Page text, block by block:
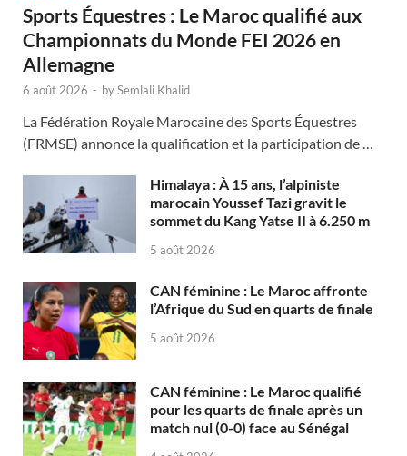
Sports Équestres : Le Maroc qualifié aux
Championnats du Monde FEI 2026 en
Allemagne
6 août 2026 - bySemlali Khalid
La Fédération Royale Marocaine des Sports Équestres
(FRMSE) annonce la qualification et la participation de …
Himalaya : À 15 ans, l’alpiniste
marocain Youssef Tazi gravit le
sommet du Kang Yatse II à 6.250 m
5 août 2026
CAN féminine : Le Maroc affronte
l’Afrique du Sud en quarts de finale
5 août 2026
CAN féminine : Le Maroc qualifié
pour les quarts de finale après un
match nul (0-0) face au Sénégal